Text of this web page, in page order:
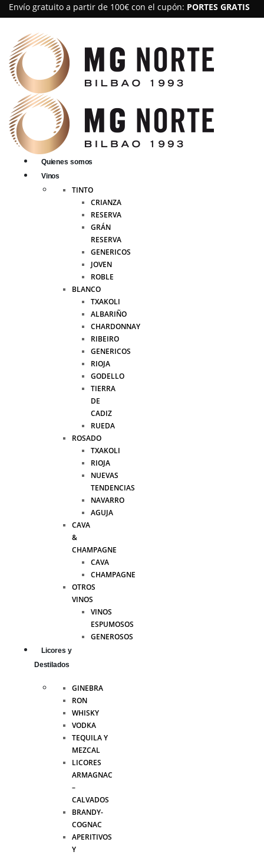
Envío gratuito a partir de 100€ con el cupón: PORTES GRATIS
Quienes somos
Vinos
TINTO
CRIANZA
RESERVA
GRÁN
RESERVA
GENERICOS
JOVEN
ROBLE
BLANCO
TXAKOLI
ALBARIÑO
CHARDONNAY
RIBEIRO
GENERICOS
RIOJA
GODELLO
TIERRA
DE
CADIZ
RUEDA
ROSADO
TXAKOLI
RIOJA
NUEVAS
TENDENCIAS
NAVARRO
AGUJA
CAVA
&
CHAMPAGNE
CAVA
CHAMPAGNE
OTROS
VINOS
VINOS
ESPUMOSOS
GENEROSOS
Licores y
Destilados
GINEBRA
RON
WHISKY
VODKA
TEQUILA Y
MEZCAL
LICORES
ARMAGNAC
–
CALVADOS
BRANDY-
COGNAC
APERITIVOS
Y